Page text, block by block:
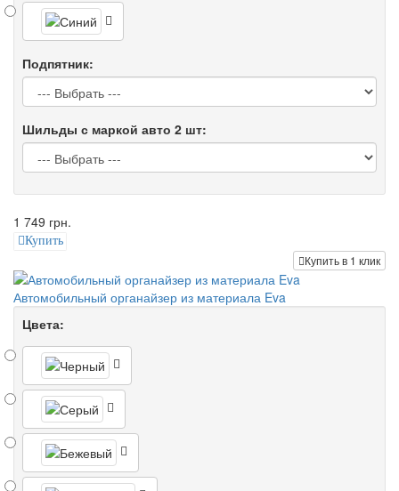
Подпятник:
Шильды с маркой авто 2 шт:
1 749 грн.
Купить
Купить в 1 клик
Автомобильный органайзер из материала Eva
Цвета: